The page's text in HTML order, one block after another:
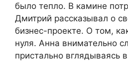
было тепло. В камине
Дмитрий рассказывал о
бизнес-проекте. О том,
нуля. Анна внимательно
пристально вглядываясь